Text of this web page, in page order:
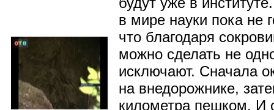
в мире науки пока не
что благодаря
можно сделать не
исключают. Сначала
на внедорожнике,
километра пешком. И